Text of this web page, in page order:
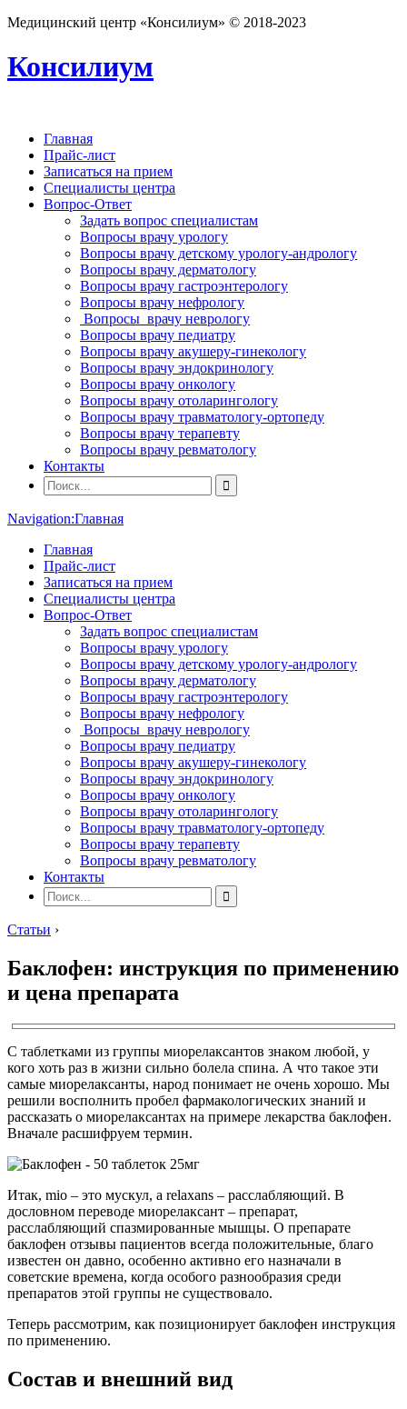
Медицинский центр «Консилиум» © 2018-2023
Консилиум
Главная
Прайс-лист
Записаться на прием
Специалисты центра
Вопрос-Ответ
Задать вопрос специалистам
Вопросы врачу урологу
Вопросы врачу детскому урологу-андрологу
Вопросы врачу дерматологу
Вопросы врачу гастроэнтерологу
Вопросы врачу нефрологу
Вопросы врачу неврологу
Вопросы врачу педиатру
Вопросы врачу акушеру-гинекологу
Вопросы врачу эндокринологу
Вопросы врачу онкологу
Вопросы врачу отоларингологу
Вопросы врачу травматологу-ортопеду
Вопросы врачу терапевту
Вопросы врачу ревматологу
Контакты
Navigation:Главная
Главная
Прайс-лист
Записаться на прием
Специалисты центра
Вопрос-Ответ
Задать вопрос специалистам
Вопросы врачу урологу
Вопросы врачу детскому урологу-андрологу
Вопросы врачу дерматологу
Вопросы врачу гастроэнтерологу
Вопросы врачу нефрологу
Вопросы врачу неврологу
Вопросы врачу педиатру
Вопросы врачу акушеру-гинекологу
Вопросы врачу эндокринологу
Вопросы врачу онкологу
Вопросы врачу отоларингологу
Вопросы врачу травматологу-ортопеду
Вопросы врачу терапевту
Вопросы врачу ревматологу
Контакты
Статьи ›
Баклофен: инструкция по применению
и цена препарата
С таблетками из группы миорелаксантов знаком любой, у
кого хоть раз в жизни сильно болела спина. А что такое эти
самые миорелаксанты, народ понимает не очень хорошо. Мы
решили восполнить пробел фармакологических знаний и
рассказать о миорелаксантах на примере лекарства баклофен.
Вначале расшифруем термин.
Итак, mio – это мускул, а relaxans – расслабляющий. В
дословном переводе миорелаксант – препарат,
расслабляющий спазмированные мышцы. О препарате
баклофен отзывы пациентов всегда положительные, благо
известен он давно, особенно активно его назначали в
советские времена, когда особого разнообразия среди
препаратов этой группы не существовало.
Теперь рассмотрим, как позиционирует баклофен инструкция
по применению.
Состав и внешний вид